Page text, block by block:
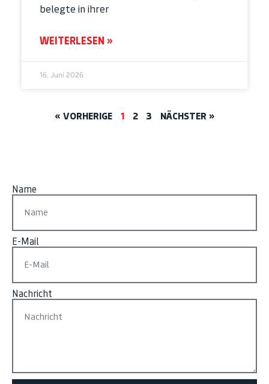
belegte in ihrer
WEITERLESEN »
16. Juni 2026
« VORHERIGE 1 2 3 NÄCHSTER »
Name
E-Mail
Nachricht